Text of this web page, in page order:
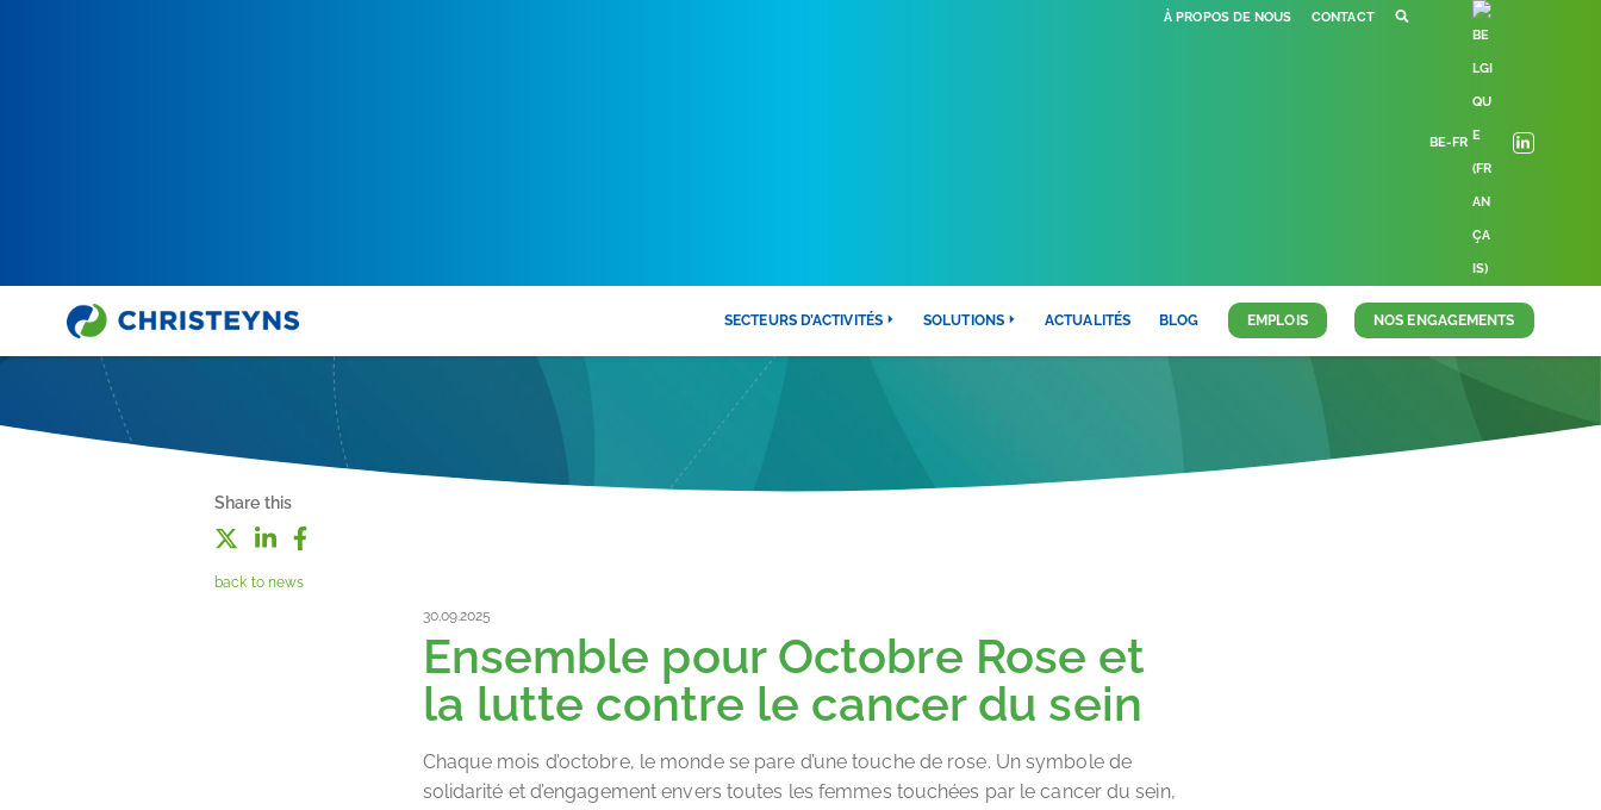
À PROPOS DE NOUS CONTACT
BE-FR
SECTEURS D’ACTIVITÉS SOLUTIONS ACTUALITÉS BLOG EMPLOIS NOS ENGAGEMENTS
Share this
back to news
30.09.2025
Ensemble pour Octobre Rose et
la lutte contre le cancer du sein
Chaque mois d’octobre, le monde se pare d’une touche de rose. Un symbole de
solidarité et d’engagement envers toutes les femmes touchées par le cancer du sein,